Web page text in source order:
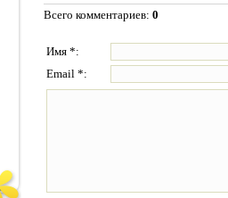
Всего комментариев: 0
Имя *:
Email *: